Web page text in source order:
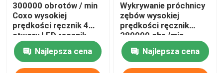
300000 obrotów / min
Coxo wysokiej
prędkości ręcznik 4
otwory LED ręcznik
stomatologiczny z 3-
stronnym opryskiem
Najlepsza cena
Wykrywanie próchnicy
zębów wysokiej
prędkości ręcznik
280000 obr./min.
Najlepsza cena